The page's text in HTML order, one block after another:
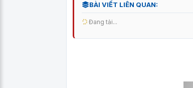
BÀI VIẾT LIÊN QUAN:
Đang tải...